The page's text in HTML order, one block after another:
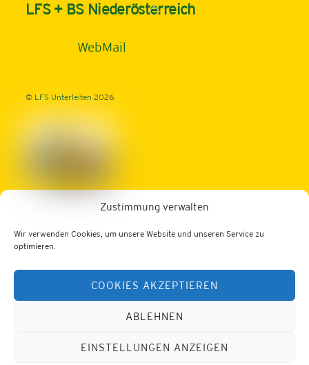
Zustimmung verwalten
Wir verwenden Cookies, um unsere Website und unseren Service zu
optimieren.
COOKIES AKZEPTIEREN
ABLEHNEN
EINSTELLUNGEN ANZEIGEN
Back
To
LFS + BS Niederösterreich
WebMail
© LFS Unterleiten 2026
Fachschule für Betriebs- u. Haushaltsmanagement
Dornleiten 1, 3343 Hollenstein/Ybbs
Tel.: 07445/204
Fax: 07445/476
Web:https://lfs-unterleiten.ac.at
office@unterleiten.at